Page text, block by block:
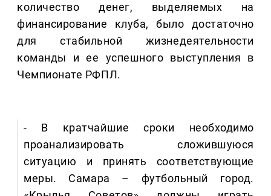
количество денег, выделяемых на
финансирование клуба, было достаточно
для стабильной жизнедеятельности
команды и ее успешного выступления в
Чемпионате РФПЛ.
- В кратчайшие сроки необходимо
проанализировать сложившуюся
ситуацию и принять соответствующие
меры. Самара – футбольный город.